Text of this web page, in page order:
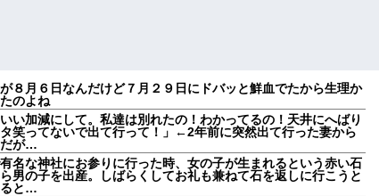
８月６日なんだけど７月２９日にドバッと鮮血でたから生理か
のよね
いい加減にして。私達は別れたの！わかってるの！天井にへばり
笑ってないで出て行って！」←2年前に突然出て行った妻から
だが…
名な神社にお参りに行った時、女の子が生まれるという赤い石
男の子を出産。しばらくしてお礼も兼ねて石を返しに行こうと
ると…